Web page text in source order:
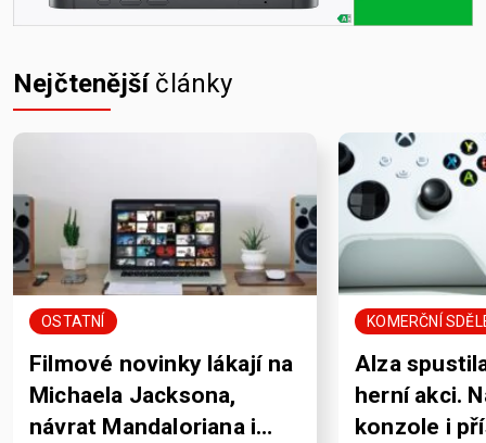
Nejčtenějšíčlánky
OSTATNÍ
Filmové novinky lákají na
Michaela Jacksona,
návrat Mandaloriana i
KOMERČNÍ
Alza
herní akci.
konzole i